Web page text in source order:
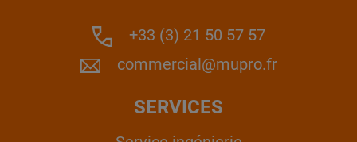
+33 (3) 21 50 57 57
commercial@mupro.fr
SERVICES